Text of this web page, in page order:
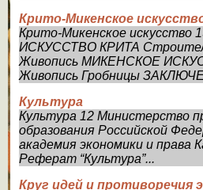
Крито-Микенское
Крито-Микенское
ИСКУССТВО КРИТА
Живопись МИКЕНСКОЕ
Живопись Гробницы
Культура
Культура 12 Министерство
образования Российской
академия экономики и права
Реферат “Культура”...
Круг идей и противоречия